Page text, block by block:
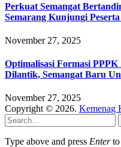
Perkuat Semangat
Semarang Kunjungi
November 27, 2025
Optimalisasi Formasi PPPK
Dilantik, Semangat Baru
November 27, 2025
Copyright © 2026. Kemenag
Type above and press Enterto